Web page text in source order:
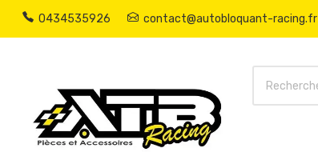
0434535926 contact@autobloquant-racing.fr